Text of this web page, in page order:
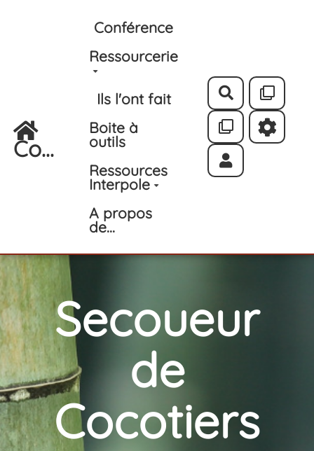
Aller au contenu principal
Co...
Conférence
Ressourcerie
Ils l'ont fait
Boite à
outils
Ressources
Interpole
A propos
de...
Rechercher
Secoueur
de
Cocotiers